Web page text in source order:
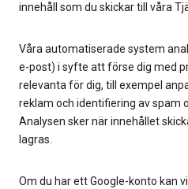
innehåll som du skickar till våra
Våra automatiserade system
e-post) i syfte att förse dig med
relevanta för dig, till exempel
reklam och identifiering av spam
Analysen sker när innehållet
lagras.
Om du har ett Google-konto kan